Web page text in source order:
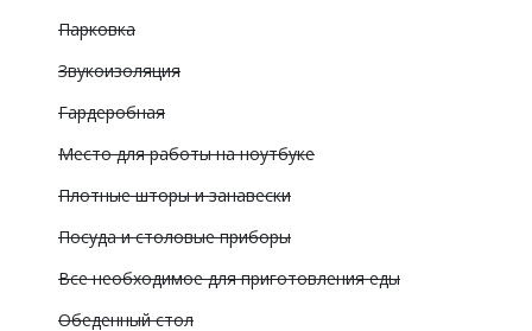
Парковка
Звукоизоляция
Гардеробная
Место для работы на ноутбуке
Плотные шторы и занавески
Посуда и столовые приборы
Все необходимое для приготовления еды
Обеденный стол